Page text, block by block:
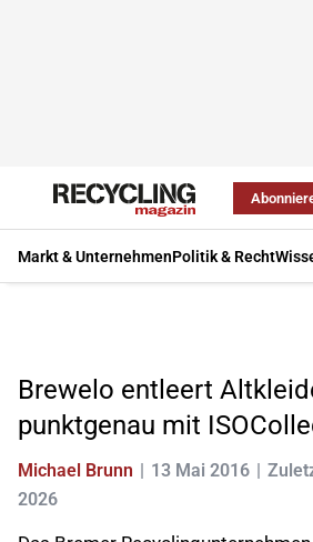
Markt & UnternehmenPolitik & Recht
Brewelo entleert
punktgenau mit
Michael Brunn 13 Mai 2016
2026